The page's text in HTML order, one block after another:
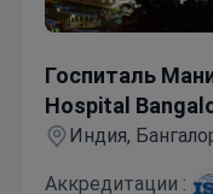
Госпиталь
Hospital
Индия,
Аккредитации :